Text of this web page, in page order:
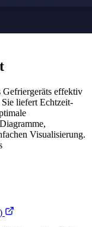
Gefriergeräts effektiv
liefert Echtzeit-
Visualisierung.